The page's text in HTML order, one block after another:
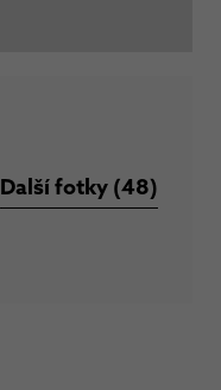
Další fotky (48)